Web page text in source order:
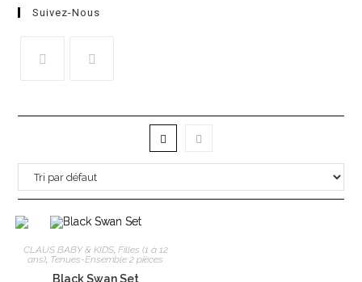
Suivez-Nous
CLAUS BABY & KIDS, Filles (1 à 12
ans), Tenues-Ensemble 2 pièces
Black Swan Set